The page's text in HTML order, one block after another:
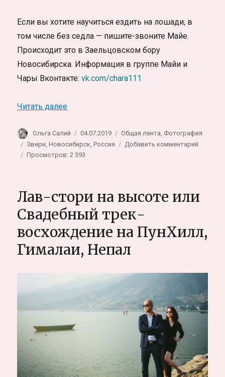
Если вы хотите научиться ездить на лошади, в
том числе без седла — пишите-звоните Майе.
Происходит это в Заельцовском бору
Новосибирска. Информация в группе Майи и
Чары Вконтакте:vk.com/chara111
Читать далее«Майя и Чара. Фотосессия с лошадью,
Автор
Ольга Салий Опубликовано
04.07.2019 Рубрики
Общая лента, Фотография
Метки
Звери ,Новосибирск ,Россия Добавить комментарий
Просмотров: 2 393
Лав-стори на высоте или
Свадебный трек-
восхождение на ПунХилл,
Гималаи, Непал